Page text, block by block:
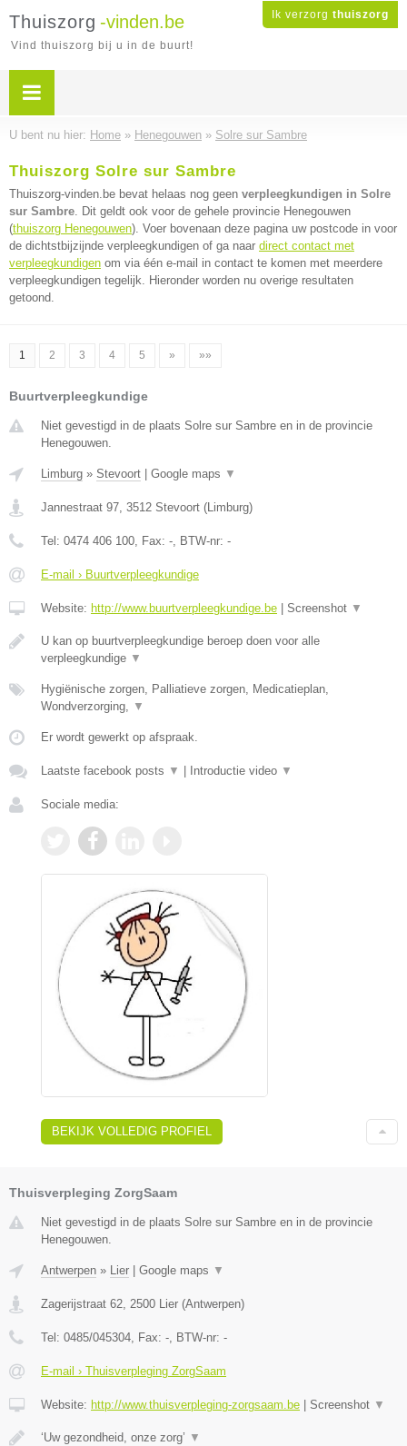
Ik verzorg thuiszorg
Thuiszorg -vinden.be
Vind thuiszorg bij u in de buurt!
U bent nu hier: Home » Henegouwen » Solre sur Sambre
Thuiszorg Solre sur Sambre
Thuiszorg-vinden.be bevat helaas nog geen verpleegkundigen in Solre
sur Sambre. Dit geldt ook voor de gehele provincie Henegouwen
(thuiszorg Henegouwen). Voer bovenaan deze pagina uw postcode in voor
de dichtstbijzijnde verpleegkundigen of ga naar direct contact met
verpleegkundigen om via één e-mail in contact te komen met meerdere
verpleegkundigen tegelijk. Hieronder worden nu overige resultaten
getoond.
1 2 3 4 5 » »»
Buurtverpleegkundige
Niet gevestigd in de plaats Solre sur Sambre en in de provincie
Henegouwen.
Limburg » Stevoort Google maps ▼
Jannestraat 97, 3512 Stevoort (Limburg)
Tel: 0474 406 100, Fax: -, BTW-nr: -
E-mail › Buurtverpleegkundige
Website: http://www.buurtverpleegkundige.be Screenshot ▼
U kan op buurtverpleegkundige beroep doen voor alle
verpleegkundige ▼
Hygiënische zorgen, Palliatieve zorgen, Medicatieplan,
Wondverzorging, ▼
Er wordt gewerkt op afspraak.
Laatste facebook posts ▼ Introductie video ▼
Sociale media:
BEKIJK VOLLEDIG PROFIEL
Thuisverpleging ZorgSaam
Niet gevestigd in de plaats Solre sur Sambre en in de provincie
Henegouwen.
Antwerpen » Lier Google maps ▼
Zagerijstraat 62, 2500 Lier (Antwerpen)
Tel: 0485/045304, Fax: -, BTW-nr: -
E-mail › Thuisverpleging ZorgSaam
Website: http://www.thuisverpleging-zorgsaam.be Screenshot ▼
‘Uw gezondheid, onze zorg’ ▼